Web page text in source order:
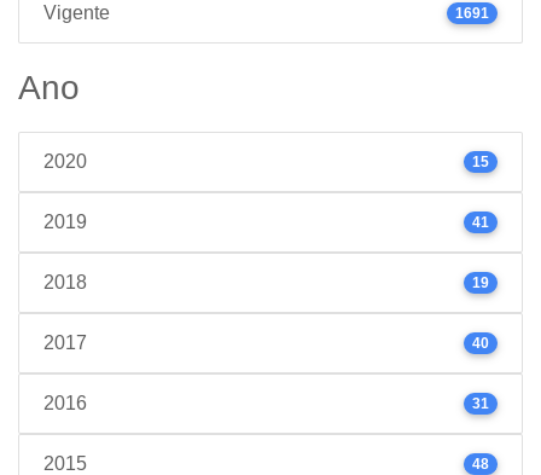
Vigente 1691
Ano
2020 15
2019 41
2018 19
2017 40
2016 31
2015 48